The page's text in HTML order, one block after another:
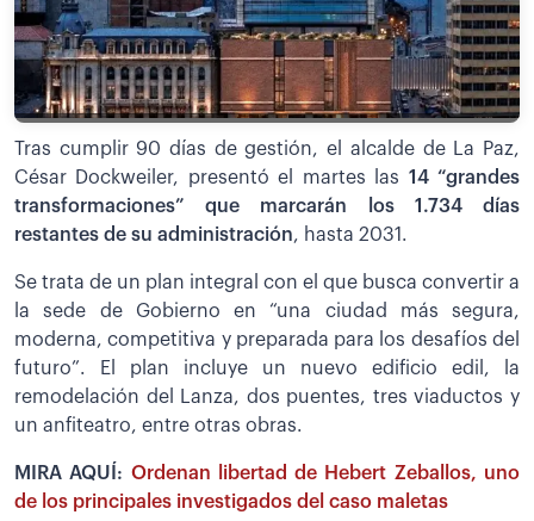
Tras cumplir 90 días de gestión, el alcalde de La Paz,
César Dockweiler, presentó el martes las 14 “grandes
transformaciones” que marcarán los 1.734 días
restantes de su administración, hasta 2031.
Se trata de un plan integral con el que busca convertir a
la sede de Gobierno en “una ciudad más segura,
moderna, competitiva y preparada para los desafíos del
futuro”. El plan incluye un nuevo edificio edil, la
remodelación del Lanza, dos puentes, tres viaductos y
un anfiteatro, entre otras obras.
MIRA AQUÍ: Ordenan libertad de Hebert Zeballos, uno
de los principales investigados del caso maletas